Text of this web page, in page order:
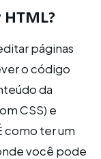
páginas
o código
da
CSS) e
como ter um
você pode